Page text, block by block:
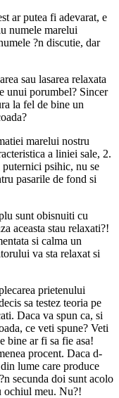
ar putea fi adevarat, e
numele marelui
?n discutie, dar
sau lasarea relaxata
unui porumbel? Sincer
la fel de bine un
marelui nostru
a liniei sale, 2.
psihic, nu se
pasarile de fond si
sunt obisnuiti cu
aceasta stau relaxati?!
si calma un
va sta relaxat si
prietenului
sa testez teoria pe
Daca va spun ca, si
ce veti spune? Veti
bine ar fi sa fie asa!
procent. Daca d-
lume care produce
secunda doi sunt acolo
ochiul meu. Nu?!